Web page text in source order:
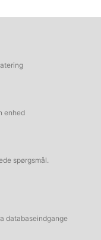
enhed
spørgsmål.
databaseindgange